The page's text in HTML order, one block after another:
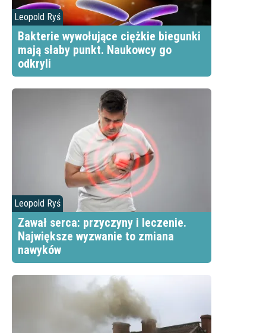
Leopold Ryś
Bakterie wywołujące ciężkie biegunki
mają słaby punkt. Naukowcy go
odkryli
Leopold Ryś
Zawał serca: przyczyny i leczenie.
Największe wyzwanie to zmiana
nawyków